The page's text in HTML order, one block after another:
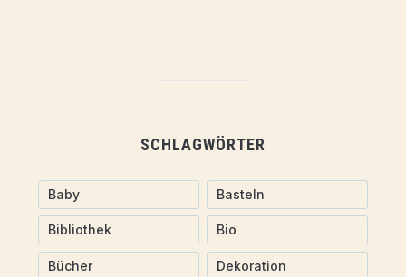
SCHLAGWÖRTER
Baby Basteln
Bibliothek Bio
Bücher Dekoration